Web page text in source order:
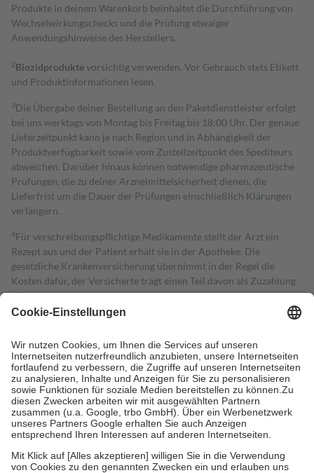
Produkte in deinem Warenkorb beinhaltet die Durchführung von
Wechselwirkungschecks und die Prüfung etwaiger
Anwendungshinweise des Herstellers.
2Biozidproduktevorsichtig verwenden. Vor Gebrauch stets Etikett
und Produktinformationen lesen.
3Die Übergabe deiner Bestellung an den Paketdienstleister erfolgt
bei uns werktags von Montag bis Freitag bis 18:00 Uhr. Der genaue
Lieferzeitpunkt kann je nach Region und in Abhängigkeit der
Produktverfügbarkeit sowie vom Zustellzeitpunkt des Spediteurs
abweichen. Darüber hinaus können notwendige pharmazeutische
Prüfungen, die zu deiner Arzneimittelsicherheit dienen, die
Lieferfrist um die Dauer der Prüfungen einschließlich Klärungen
verlängern.
4Für verschreibungspflichtige Medikamente stellt der Arzt ein
Rezept aus und der Patient erhält sie in der Apotheke. Die
gesetzliche Krankenversicherung übernimmt in der Regel die
Kosten dafür, der Versicherte trägt einen Teil davon als Zuzahlung
mit.
Grundsätzlich leisten Mitglieder Zuzahlungen in Höhe von zehn
höchstens zehn Euro.
Es sind jedoch nie mehr als die tatsächlichen
Kosten der Leistung zu entrichten.
Diese Regeln gelten grundsätzlich auch für Online-Apotheken.
Bei Heilmitteln und häuslicher Krankenpflege beträgt die
Zuzahlung zehn Prozent der Kosten sowie zehn Euro je
Verordnung.
Um das Engagement der Versicherten für ihre eigene Gesundheit zu
stärken und die besondere Stellung der Familie zu unterstützen,
fallenkeine Zuzahlungenan bei: